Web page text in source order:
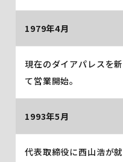
1979年4月
現在のダイアパレスを
て営業開始。
1993年5月
代表取締役に西山浩が